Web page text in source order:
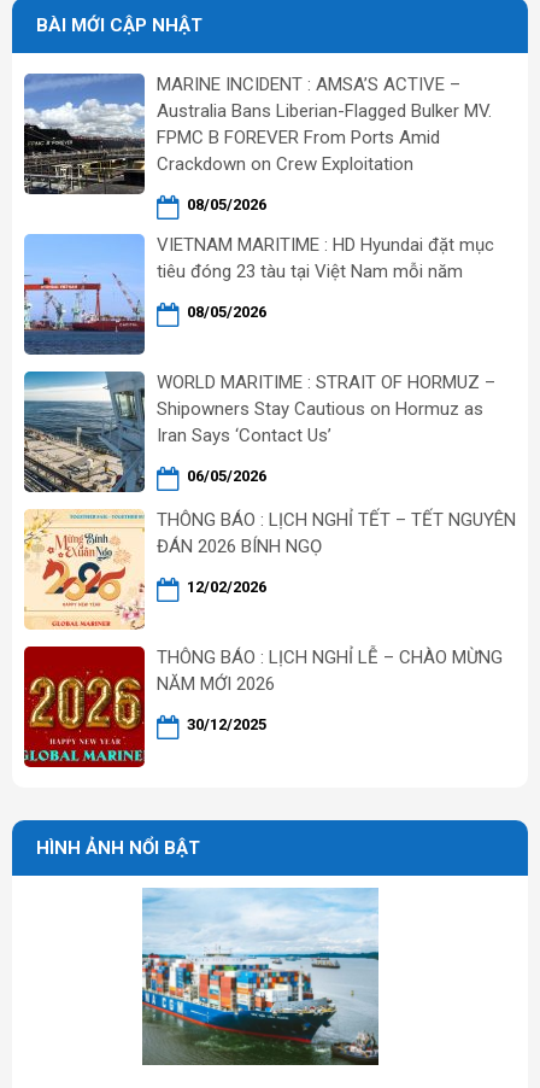
BÀI MỚI CẬP NHẬT
MARINE INCIDENT : AMSA’S ACTIVE –
Australia Bans Liberian-Flagged Bulker MV.
FPMC B FOREVER From Ports Amid
Crackdown on Crew Exploitation
08/05/2026
VIETNAM MARITIME : HD Hyundai đặt mục
tiêu đóng 23 tàu tại Việt Nam mỗi năm
08/05/2026
WORLD MARITIME : STRAIT OF HORMUZ –
Shipowners Stay Cautious on Hormuz as
Iran Says ‘Contact Us’
06/05/2026
THÔNG BÁO : LỊCH NGHỈ TẾT – TẾT NGUYÊN
ĐÁN 2026 BÍNH NGỌ
12/02/2026
THÔNG BÁO : LỊCH NGHỈ LỄ – CHÀO MỪNG
NĂM MỚI 2026
30/12/2025
HÌNH ẢNH NỔI BẬT